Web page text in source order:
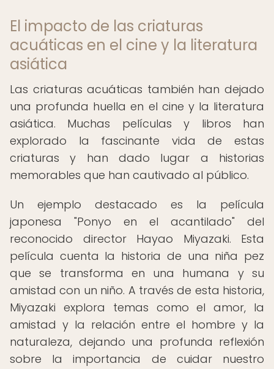
El impacto de las criaturas
acuáticas en el cine y la literatura
asiática
Las criaturas acuáticas también han dejado
una profunda huella en el cine y la literatura
asiática. Muchas películas y libros han
explorado la fascinante vida de estas
criaturas y han dado lugar a historias
memorables que han cautivado al público.
Un ejemplo destacado es la película
japonesa "Ponyo en el acantilado" del
reconocido director Hayao Miyazaki. Esta
película cuenta la historia de una niña pez
que se transforma en una humana y su
amistad con un niño. A través de esta historia,
Miyazaki explora temas como el amor, la
amistad y la relación entre el hombre y la
naturaleza, dejando una profunda reflexión
sobre la importancia de cuidar nuestro